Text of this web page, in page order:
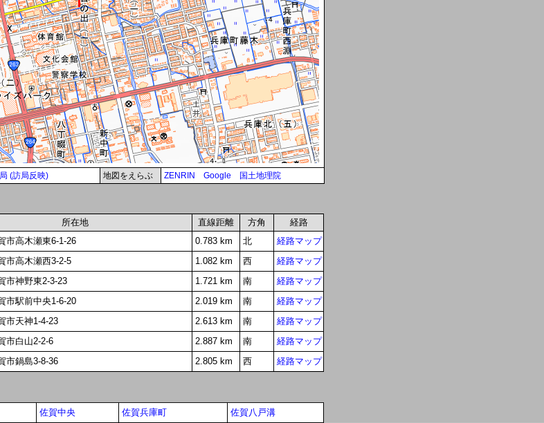
(訪局反映) 地図をえらぶ ZENRIN Google 国土地理院
所在地 直線距離 方角
経路
市高木瀬東6-1-26 0.783 km 北
経路マップ
市高木瀬西3-2-5 1.082 km 西
経路マップ
市神野東2-3-23 1.721 km 南
経路マップ
市駅前中央1-6-20 2.019 km 南
経路マップ
市天神1-4-23 2.613 km 南
経路マップ
市白山2-2-6 2.887 km 南
経路マップ
市鍋島3-8-36 2.805 km 西 経路マップ
佐賀中央 佐賀兵庫町 佐賀八戸溝